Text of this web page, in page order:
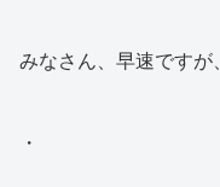
みなさん、早速ですが、
・